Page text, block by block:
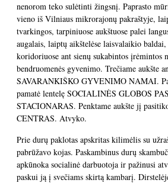
nenorom teko sulėtinti žingsnį. Paprasto
vieno iš Vilniaus mikrorajonų pakraštyje,
tvarkingos, tarpiniuose aukštuose palei
augalais, laiptų aikštelėse laisvalaikio
koridoriuose ant sienų sukabintos įrėmintos
bendruomenės gyvenimo. Trečiame aukšte
SAVARANKIŠKO GYVENIMO NAMAI.
pamatė lentelę SOCIALINĖS GLOBOS
STACIONARAS. Penktame aukšte jį
CENTRAS. Atvyko.
Prie durų paklotas apskritas kilimėlis su
pabrūžavo kojas. Paskambinus durų
apkūnoka socialinė darbuotoja ir pažinusi
paskui ją į svečiams skirtą kambarį.